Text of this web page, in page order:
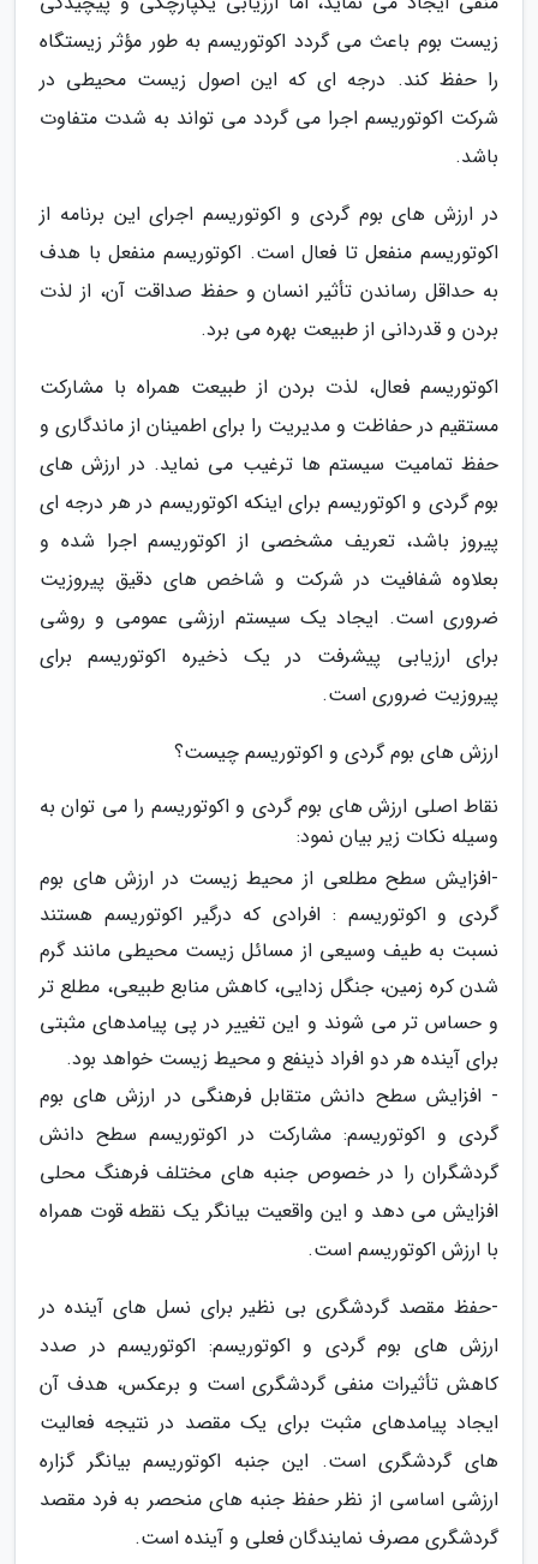
زیست بوم باعث می گردد اکوتوریسم به طور مؤثر زیستگاه
را حفظ کند. درجه ای که این اصول زیست محیطی در
شرکت اکوتوریسم اجرا می گردد می تواند به شدت متفاوت
باشد.
در ارزش های بوم گردی و اکوتوریسم اجرای این برنامه از
اکوتوریسم منفعل تا فعال است. اکوتوریسم منفعل با هدف
به حداقل رساندن تأثیر انسان و حفظ صداقت آن، از لذت
بردن و قدردانی از طبیعت بهره می برد.
اکوتوریسم فعال، لذت بردن از طبیعت همراه با مشارکت
مستقیم در حفاظت و مدیریت را برای اطمینان از ماندگاری و
حفظ تمامیت سیستم ها ترغیب می نماید. در ارزش های
بوم گردی و اکوتوریسم برای اینکه اکوتوریسم در هر درجه ای
پیروز باشد، تعریف مشخصی از اکوتوریسم اجرا شده و
بعلاوه شفافیت در شرکت و شاخص های دقیق پیروزیت
ضروری است. ایجاد یک سیستم ارزشی عمومی و روشی
برای ارزیابی پیشرفت در یک ذخیره اکوتوریسم برای
پیروزیت ضروری است.
ارزش های بوم گردی و اکوتوریسم چیست؟
نقاط اصلی ارزش های بوم گردی و اکوتوریسم را می توان به
وسیله نکات زیر بیان نمود:
-افزایش سطح مطلعی از محیط زیست در ارزش های بوم
گردی و اکوتوریسم : افرادی که درگیر اکوتوریسم هستند
نسبت به طیف وسیعی از مسائل زیست محیطی مانند گرم
شدن کره زمین، جنگل زدایی، کاهش منابع طبیعی، مطلع تر
و حساس تر می شوند و این تغییر در پی پیامدهای مثبتی
برای آینده هر دو افراد ذینفع و محیط زیست خواهد بود.
- افزایش سطح دانش متقابل فرهنگی در ارزش های بوم
گردی و اکوتوریسم: مشارکت در اکوتوریسم سطح دانش
گردشگران را در خصوص جنبه های مختلف فرهنگ محلی
افزایش می دهد و این واقعیت بیانگر یک نقطه قوت همراه
با ارزش اکوتوریسم است.
-حفظ مقصد گردشگری بی نظیر برای نسل های آینده در
ارزش های بوم گردی و اکوتوریسم: اکوتوریسم در صدد
کاهش تأثیرات منفی گردشگری است و برعکس، هدف آن
ایجاد پیامدهای مثبت برای یک مقصد در نتیجه فعالیت
های گردشگری است. این جنبه اکوتوریسم بیانگر گزاره
ارزشی اساسی از نظر حفظ جنبه های منحصر به فرد مقصد
گردشگری مصرف نمایندگان فعلی و آینده است.